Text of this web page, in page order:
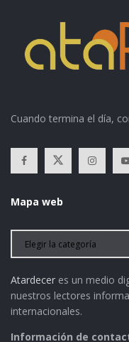
Cuando termina el día,
Mapa web
Atardecer es un medio
nuestros lectores
internacionales.
Información de